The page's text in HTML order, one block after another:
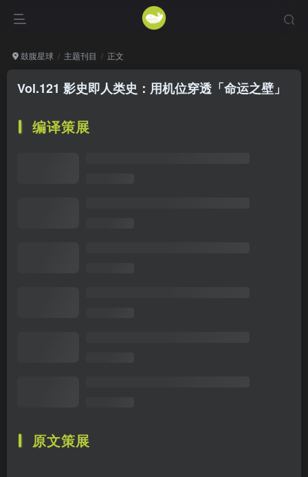
鼓腹星球 主题刊目 正文
Vol.121 影史即人类史：用机位穿透「命运之壁」
编译策展
原文策展